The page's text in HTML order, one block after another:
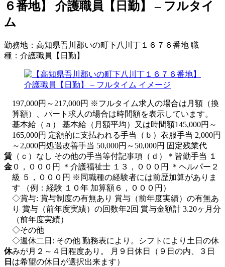
６番地】 介護職員【日勤】 – フルタイ
ム
勤務地： 高知県吾川郡いの町下八川丁１６７６番地 職
種： 介護職員【日勤】
賃
金
197,000円～217,000円 ※フルタイム求人の場合は月額（換
算額）、パート求人の場合は時間額を表示しています。
基本給（ａ） 基本給（月額平均）又は時間額145,000円～
165,000円 定額的に支払われる手当（ｂ）衣服手当 2,000円
～2,000円処遇改善手当 50,000円～50,000円 固定残業代
（ｃ）なし その他の手当等付記事項（ｄ）＊皆勤手当 １
０，０００円 ＊介護福祉士 １３，０００円 ＊ヘルパー２
級 ５，０００円 ※同職種の経験者には前歴加算がありま
す （例：経験 １０年 加算額６，０００円）
◇賞与: 賞与制度の有無あり 賞与（前年度実績）の有無あ
り 賞与（前年度実績）の回数年2回 賞与金額計 3.20ヶ月分
（前年度実績）
休
日
◇その他
◇週休二日: その他 勤務表により。シフトにより土日の休
みが月２～４日程度あり。 月９日休日（９日の内、３日
は希望の休日が選択出来ます）